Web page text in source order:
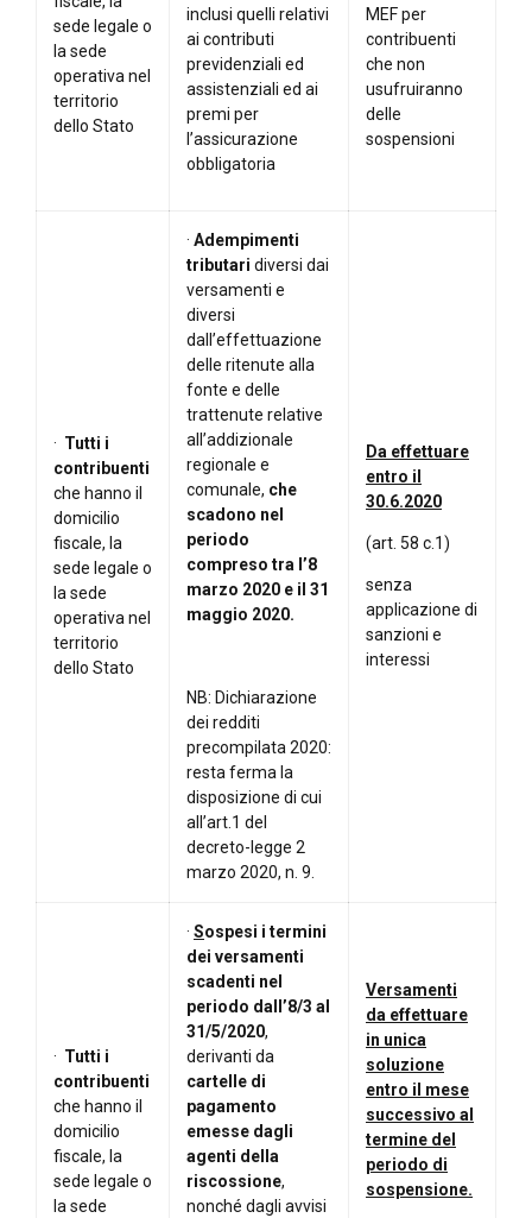
sede legale o
la sede
operativa nel
territorio
dello Stato
inclusi quelli relativi
ai contributi
previdenziali ed
assistenziali ed ai
premi per
l’assicurazione
obbligatoria
MEF per
contribuenti
che non
usufruiranno
delle
sospensioni
· Tutti i
contribuenti
che hanno il
domicilio
fiscale, la
sede legale o
la sede
operativa nel
territorio
dello Stato
· Adempimenti
tributari diversi dai
versamenti e
diversi
dall’effettuazione
delle ritenute alla
fonte e delle
trattenute relative
all’addizionale
regionale e
comunale, che
scadono nel
periodo
compreso tra l’8
marzo 2020 e il 31
maggio 2020.
NB: Dichiarazione
dei redditi
precompilata 2020:
resta ferma la
disposizione di cui
all’art.1 del
decreto-legge 2
marzo 2020, n. 9.
Da effettuare
entro il
30.6.2020
(art. 58 c.1)
senza
applicazione di
sanzioni e
interessi
· Tutti i
contribuenti
che hanno il
domicilio
fiscale, la
sede legale o
la sede
· Sospesi i termini
dei versamenti
scadenti nel
periodo dall’8/3 al
31/5/2020,
derivanti da
cartelle di
pagamento
emesse dagli
agenti della
riscossione,
nonché dagli avvisi
Versamenti
da effettuare
in unica
soluzione
entro il mese
successivo al
termine del
periodo di
sospensione.